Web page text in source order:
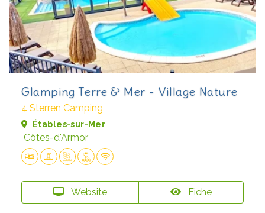
Glamping Terre & Mer - Village Nature
4 Sterren Camping
Étables-sur-Mer
Côtes-d'Armor
Website Fiche